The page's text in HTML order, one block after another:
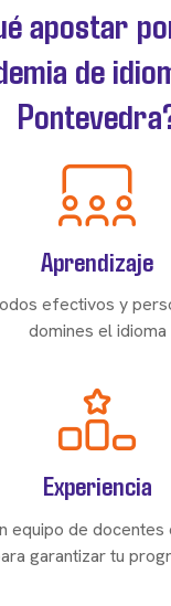
apostar
de
Aprendizaje
efectivos y
domines el idioma
Experiencia
equipo de docentes
garantizar tu